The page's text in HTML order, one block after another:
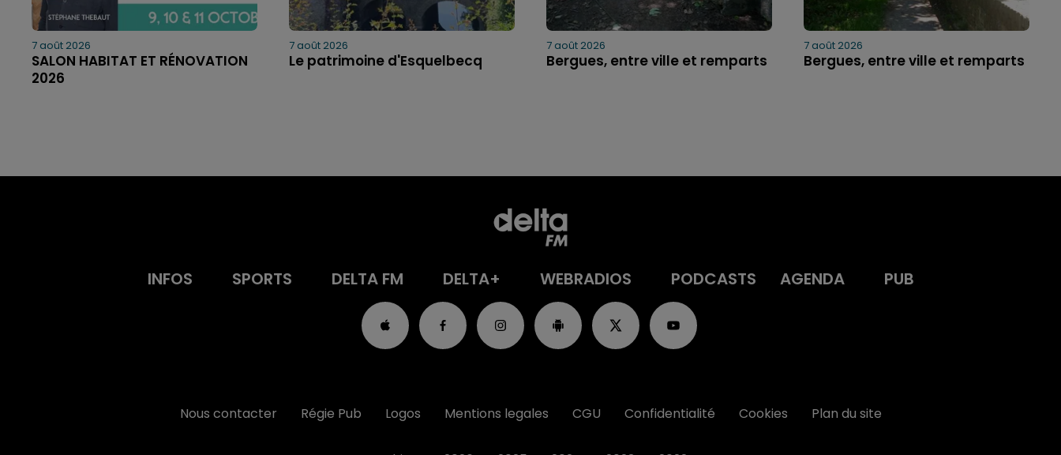
7 août 2026
SALON HABITAT ET RÉNOVATION
2026
7 août 2026
Le patrimoine d'Esquelbecq
7 août 2026
Bergues, entre ville et remparts
7 août 2026
Bergues, entre ville et remparts
INFOS SPORTS DELTA FM DELTA+ WEBRADIOS PODCASTS AGENDA PUB
Nous contacter Régie Pub Logos Mentions legales CGU Confidentialité Cookies Plan du site